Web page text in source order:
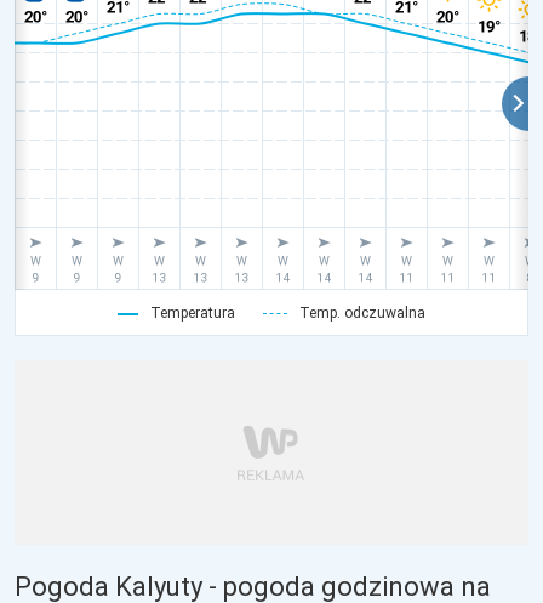
Temperatura Temp. odczuwalna
Pogoda Kalyuty - pogoda godzinowa na